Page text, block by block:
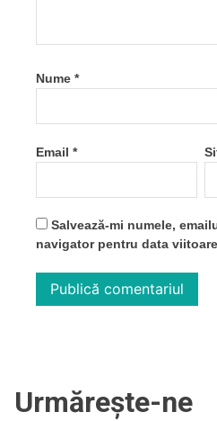
Nume *
Email *
Salvează-mi numele,
navigator pentru data
Urmărește-ne